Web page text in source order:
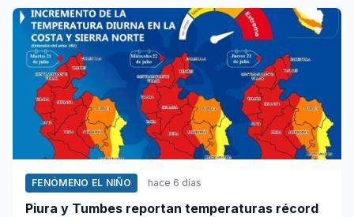
FENÓMENO EL NIÑO hace 6 días
Piura y Tumbes reportan temperaturas récord